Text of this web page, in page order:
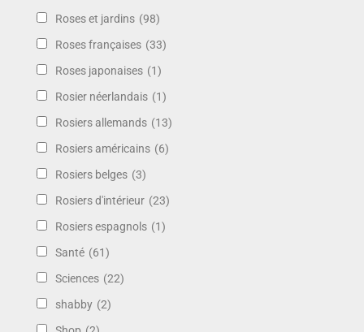
Roses et jardins (98)
Roses françaises (33)
Roses japonaises (1)
Rosier néerlandais (1)
Rosiers allemands (13)
Rosiers américains (6)
Rosiers belges (3)
Rosiers d'intérieur (23)
Rosiers espagnols (1)
Santé (61)
Sciences (22)
shabby (2)